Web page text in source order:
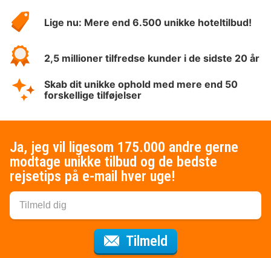
HotelSpecials
Lige nu: Mere end 6.500 unikke hoteltilbud!
2,5 millioner tilfredse kunder i de sidste 20 år
Skab dit unikke ophold med mere end 50
forskellige tilføjelser
Ja, jeg vil ligesom 175.000 andre gerne
modtage unikke tilbud og de bedste
rejsetips på e-mail hver uge!
Tilmeld